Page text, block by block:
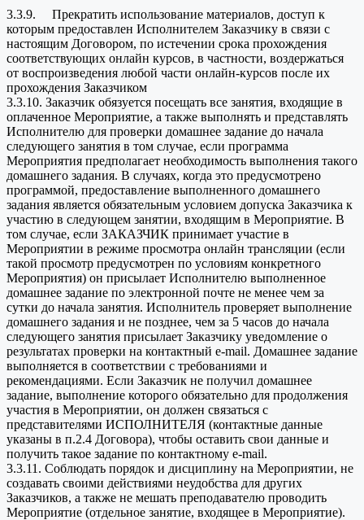
3.3.9. Прекратить использование материалов, доступ к
которым предоставлен Исполнителем Заказчику в связи с
настоящим Договором, по истечении срока прохождения
соответствующих онлайн курсов, в частности, воздержаться
от воспроизведения любой части онлайн-курсов после их
прохождения Заказчиком
3.3.10. Заказчик обязуется посещать все занятия, входящие в
оплаченное Мероприятие, а также выполнять и представлять
Исполнителю для проверки домашнее задание до начала
следующего занятия в том случае, если программа
Мероприятия предполагает необходимость выполнения такого
домашнего задания. В случаях, когда это предусмотрено
программой, предоставление выполненного домашнего
задания является обязательным условием допуска Заказчика к
участию в следующем занятии, входящим в Мероприятие. В
том случае, если ЗАКАЗЧИК принимает участие в
Мероприятии в режиме просмотра онлайн трансляции (если
такой просмотр предусмотрен по условиям конкретного
Мероприятия) он присылает Исполнителю выполненное
домашнее задание по электронной почте не менее чем за
сутки до начала занятия. Исполнитель проверяет выполнение
домашнего задания и не позднее, чем за 5 часов до начала
следующего занятия присылает Заказчику уведомление о
результатах проверки на контактный e-mail. Домашнее задание
выполняется в соответствии с требованиями и
рекомендациями. Если Заказчик не получил домашнее
задание, выполнение которого обязательно для продолжения
участия в Мероприятии, он должен связаться с
представителями ИСПОЛНИТЕЛЯ (контактные данные
указаны в п.2.4 Договора), чтобы оставить свои данные и
получить такое задание по контактному e-mail.
3.3.11. Соблюдать порядок и дисциплину на Мероприятии, не
создавать своими действиями неудобства для других
Заказчиков, а также не мешать преподавателю проводить
Мероприятие (отдельное занятие, входящее в Мероприятие).